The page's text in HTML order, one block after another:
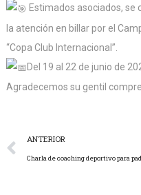
Estimados asociados, se
la atención en billar por el
“Copa Club Internacional”.
Del 19 al 22 de junio de
Agradecemos su gentil
ANTERIOR